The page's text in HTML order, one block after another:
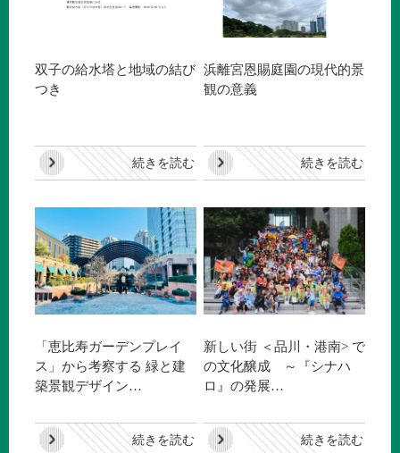
双子の給水塔と地域の結び
つき
続きを読む
浜離宮恩賜庭園の現代的景
観の意義
続きを読む
「恵比寿ガーデンプレイ
ス」から考察する 緑と建
築景観デザイン…
続きを読む
新しい街 ＜品川・港南> で
の文化醸成 ～『シナハ
ロ』の発展…
続きを読む